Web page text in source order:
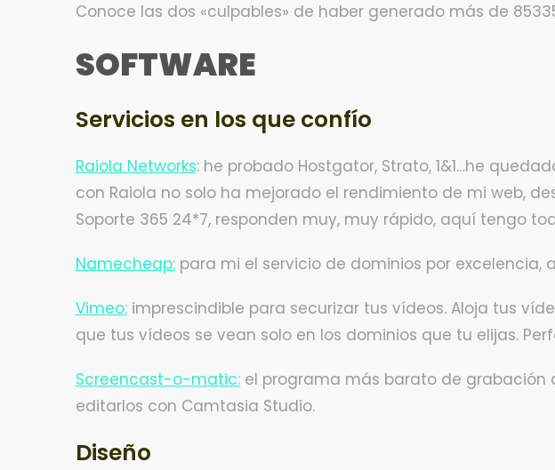
Conoce las dos «culpables» de haber generado más de
SOFTWARE
Servicios en los que confío
Raiola Networks: he probado Hostgator, Strato, 1&1…he
con Raiola no solo ha mejorado el rendimiento de mi web,
Soporte 365 24*7, responden muy, muy rápido, aquí tengo
Namecheap:para mi el servicio de dominios por excelencia,
Vimeo:imprescindible para securizar tus vídeos. Aloja tus
que tus vídeos se vean solo en los dominios que tu elijas.
Screencast-o-matic:el programa más barato de grabación
editarlos con Camtasia Studio.
Diseño